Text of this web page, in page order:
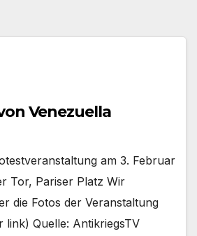
Venezuella
am 3. Februar
Tor, Pariser Platz Wir
die Fotos der Veranstaltung
link) Quelle: AntikriegsTV